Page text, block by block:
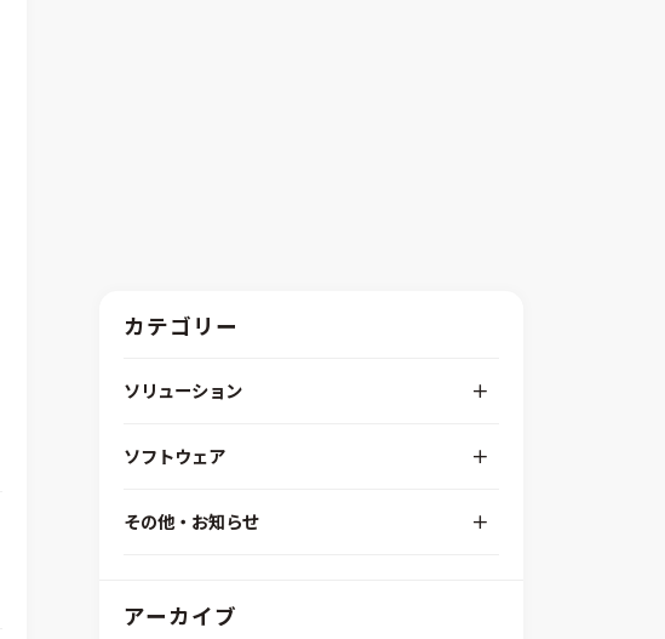
カテゴリー
ソリューション
組込みソフトウェア開発プラットフォーム
システムシミュレーション
ソフトウェア
modeFRONTIER
その他・お知らせ
IDAJからのお知らせ
アーカイブ